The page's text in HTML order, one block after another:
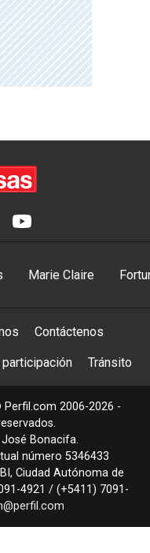
Marie Claire
Contáctenos
participación Tránsito
Perfil.com 2006-2026 -
Bonacifa.
número 5346433
, Ciudad Autónoma de
4921 / (+5411) 7091-